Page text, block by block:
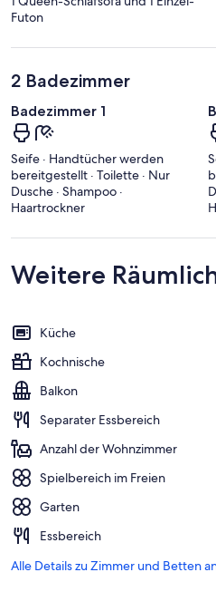
Futon
2 Badezimmer
Badezimmer 1
Seife · Handtücher werden
bereitgestellt · Toilette · Nur
Dusche · Shampoo ·
Haartrockner
Weitere
Küche
Kochnische
Balkon
Separater Essbereich
Anzahl der Wohnzimmer
Spielbereich im Freien
Garten
Essbereich
Alle Details zu Zimmer und Betten